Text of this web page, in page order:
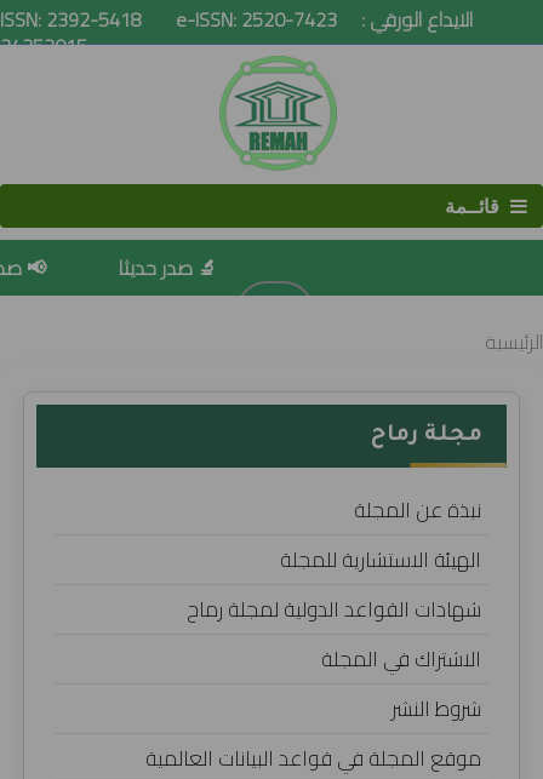
ISSN: 2392-5418 e-ISSN: 2520-7423 الايداع الورقي :
24352015
قائــمة
🔬 صدر حديثا 📢
الرئيسية
مجلة رماح
نبذة عن المجلة
الهيئة الاستشارية للمجلة
شهادات القواعد الدولية لمجلة رماح
الاشتراك في المجلة
شروط النشر
موقع المجلة في قواعد البيانات العالمية